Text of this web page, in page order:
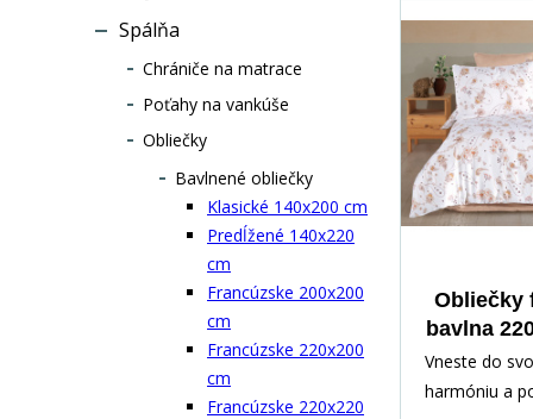
Spálňa
Chrániče na matrace
Poťahy na vankúše
Obliečky
Bavlnené obliečky
Klasické 140x200 cm
Predĺžené 140x220
cm
Francúzske 200x200
cm
Francúzske 220x200
cm
Francúzske 220x220
svieži a živý
dodá spálni
Obliečky
bavlna
Vneste do
harmóniu a